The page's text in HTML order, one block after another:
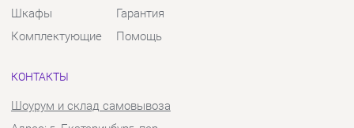
Базовый, 47
Телефон: +7 (903) 000-00-00
Пн - Пт:10:00 - 18:00 (GMT+5)